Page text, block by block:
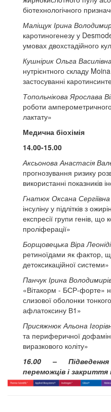
біотехнологічного
Маліщук Ірина
каротиногенезу у
умовах двохстадійного
Кушнірик Ольга
нутрієнтного складу
застосуванні
Топольнікова Ярослава
роботи
лактату»
Медична біохімія
14.00-15.00
Аксьонова Анастасія
прогнозування ризику
використанні показників
Гнатюк Оксана Сергіївна
інсуліну у підлітків з
експресії групи генів,
проліферації»
Борщовецька Віра
ретиноїдами як фактор,
детоксикаційної системи»
Панчук Ірина
«Вітакорм - БСР-форте»
слизової оболонки
афлатоксину В1»
Присяжнюк Альона
та периферичної
виразкового коліту»
16.00 – Підведення
переможців і закриття